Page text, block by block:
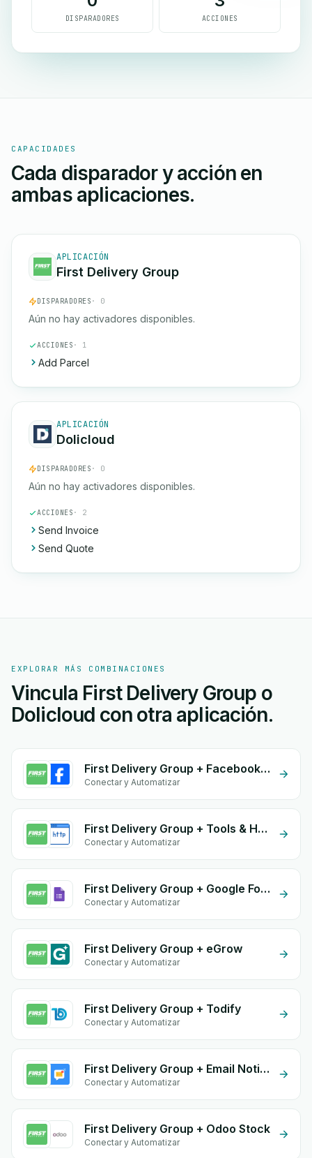
DISPARADORES ACCIONES
CAPACIDADES
Cada disparador y acción en
ambas aplicaciones.
APLICACIÓN
First Delivery Group
DISPARADORES · 0
Aún no hay activadores disponibles.
ACCIONES · 1
Add Parcel
APLICACIÓN
Dolicloud
DISPARADORES · 0
Aún no hay activadores disponibles.
ACCIONES · 2
Send Invoice
Send Quote
EXPLORAR MÁS COMBINACIONES
Vincula First Delivery Group o
Dolicloud con otra aplicación.
First Delivery Group + Facebook Comments
Conectar y Automatizar
First Delivery Group + Tools & HTTP
Conectar y Automatizar
First Delivery Group + Google Form Integration
Conectar y Automatizar
First Delivery Group + eGrow
Conectar y Automatizar
First Delivery Group + Todify
Conectar y Automatizar
First Delivery Group + Email Notifications by eGrow
Conectar y Automatizar
First Delivery Group + Odoo Stock
Conectar y Automatizar